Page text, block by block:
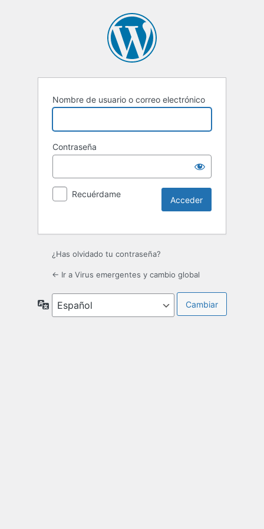
Nombre de usuario o correo electrónico
Contraseña
Recuérdame
¿Has olvidado tu contraseña?
← Ir a Virus emergentes y cambio global
Idioma